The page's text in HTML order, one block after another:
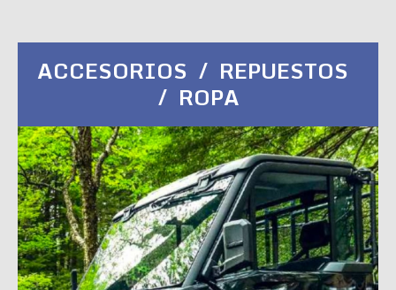
ACCESORIOS / REPUESTOS
/ ROPA